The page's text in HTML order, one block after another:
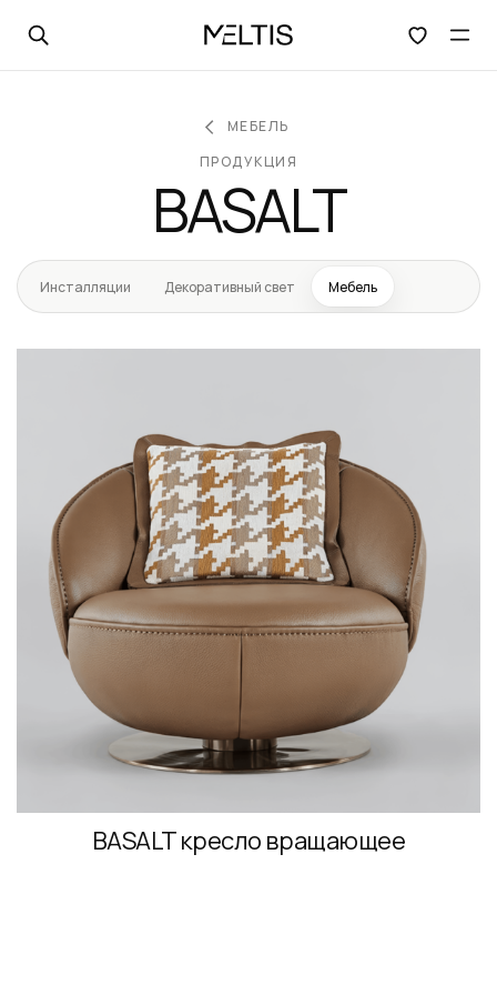
Открыть поиск
МЕБЕЛЬ
ПРОДУКЦИЯ
BASALT
Инсталляции Декоративный свет Мебель
BASALT кресло вращающее